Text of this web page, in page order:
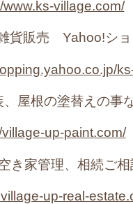
www.ks-village.com/
貨販売 Yahoo!ショ
屋根の塗替えの事
village-up-paint.com/
き家管理、相続ご相
up-real-